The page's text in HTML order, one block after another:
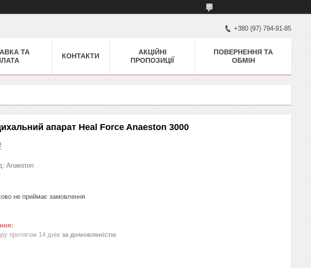
+380 (97) 794-91-85
ТА
КОНТАКТИ
АКЦІЙНІ
ПРОПОЗИЦІЇ
ПОВЕРНЕННЯ ТА
ОБМІН
апарат Heal Force Anaeston 3000
Anaeston
не приймає замовлення
протягом 14 днів за домовленістю